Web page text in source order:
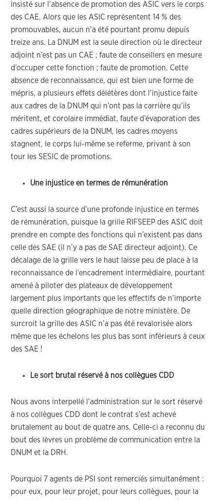
insisté sur l’absence de promotion des ASIC vers le corps
des CAE. Alors que les ASIC représentent 14 % des
promouvables, aucun n’a été pourtant promu depuis
treize ans. La DNUM est la seule direction où le directeur
adjoint n’est pas un CAE ; faute de conseillers en mesure
d’occuper cette fonction ; faute de promotion. Cette
absence de reconnaissance, qui est bien une forme de
mépris, a plusieurs effets délétères dont l’injustice faite
aux cadres de la DNUM qui n’ont pas la carrière qu’ils
méritent, et corolaire immédiat, faute d’évaporation des
cadres supérieurs de la DNUM, les cadres moyens
stagnent, le corps lui-même se referme, privant à son
tour les SESIC de promotions.
Une injustice en termes de rémunération
C’est aussi la source d’une profonde injustice en termes
de rémunération, puisque la grille RIFSEEP des ASIC doit
prendre en compte des fonctions qui n’existent pas dans
celle des SAE (il n’y a pas de SAE directeur adjoint). Ce
décalage de la grille vers le haut laisse peu de place à la
reconnaissance de l’encadrement intermédiaire, pourtant
amené à piloter des plateaux de développement
largement plus importants que les effectifs de n’importe
quelle direction géographique de notre ministère. De
surcroit la grille des ASIC n’a pas été revalorisée alors
même que les échelons les plus bas sont inférieurs à ceux
des SAE !
Le sort brutal réservé à nos collègues CDD
Nous avons interpellé l’administration sur le sort réservé
à nos collègues CDD dont le contrat s’est achevé
brutalement au bout de quatre ans. Celle-ci a reconnu du
bout des lèvres un problème de communication entre la
DNUM et la DRH.
Pourquoi 7 agents de PSI sont remerciés simultanément :
pour eux, pour leur projet, pour leurs collègues, pour la